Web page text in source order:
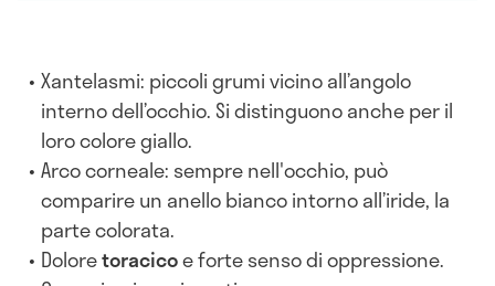
Xantelasmi: piccoli grumi vicino all’angolo
interno dell’occhio. Si distinguono anche per il
loro colore giallo.
Arco corneale: sempre nell'occhio, può
comparire un anello bianco intorno all’iride, la
parte colorata.
Doloretoracicoe forte senso di oppressione.